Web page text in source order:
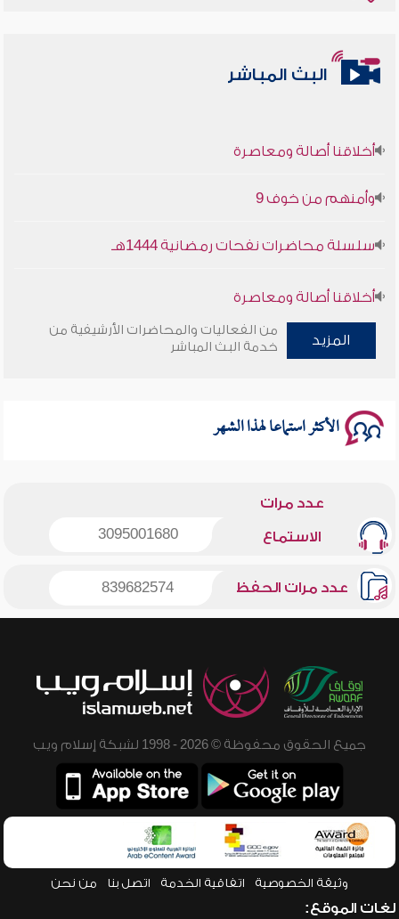
البث المباشر
أخلاقنا أصالة ومعاصرة
وأمنهم من خوف 9
سلسلة محاضرات نفحات رمضانية 1444هـ
أخلاقنا أصالة ومعاصرة
وأمنهم من خوف 9
المزيد
من الفعاليات والمحاضرات الأرشيفية من
خدمة البث المباشر
الأكثر استماعا لهذا الشهر
عدد مرات
الاستماع 3095001680
عدد مرات الحفظ 839682574
جميع الحقوق محفوظة © 2026 - 1998 لشبكة إسلام ويب
وثيقة الخصوصية اتفاقية الخدمة اتصل بنا من نحن
لغات الموقع: